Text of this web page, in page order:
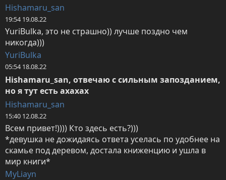
Hishamaru_san
19:54 19.08.22
YuriBulka, это не страшно)) лучше поздно чем
никогда)))
YuriBulka
05:54 18.08.22
Hishamaru_san, отвечаю с сильным запозданием,
но я тут есть ахахах
Hishamaru_san
15:40 12.08.22
Всем привет!)))) Кто здесь есть?)))
*девушка не дожидаясь ответа уселась по удобнее на
скамье под деревом, достала книженцию и ушла в
мир книги*
MyLiayn